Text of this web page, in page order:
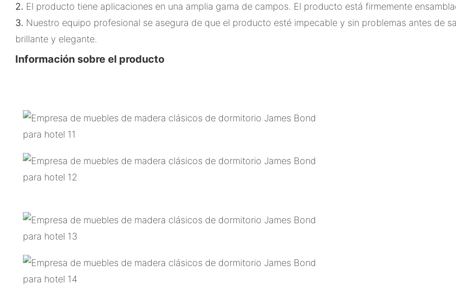
2. El producto tiene aplicaciones en una amplia gama de campos. El producto está firmemente
3. Nuestro equipo profesional se asegura de que el producto esté impecable y sin problemas antes de
brillante y elegante.
Información sobre el producto